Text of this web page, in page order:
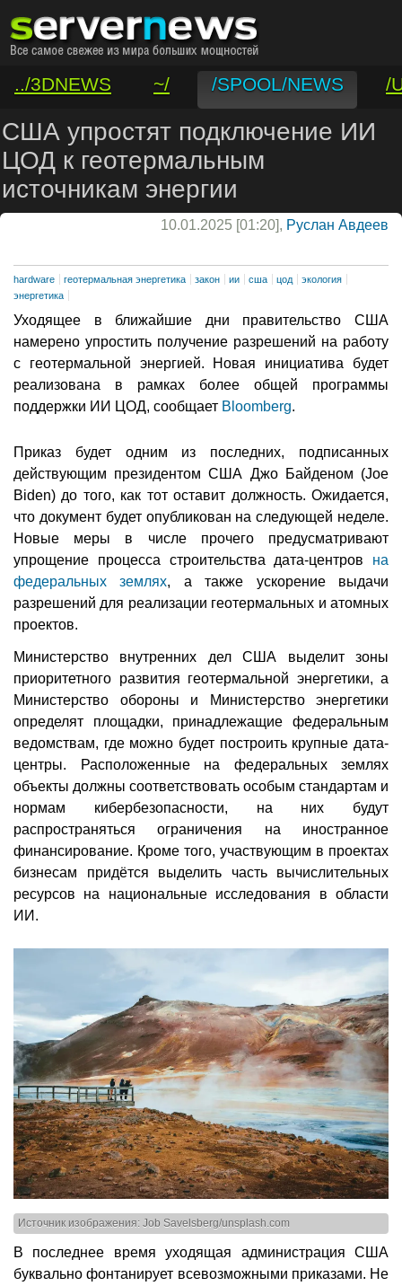
../3DNEWS ~/ /SPOOL/NEWS
/
/VAR/CONTACT
США упростят подключение ИИ
ЦОД к геотермальным
источникам энергии
10.01.2025 [01:20], Руслан Авдеев
hardware геотермальная энергетика закон ии сша цод
экология
энергетика
Уходящее в ближайшие дни правительство США
намерено упростить получение разрешений на работу
с геотермальной энергией. Новая инициатива будет
реализована в рамках более общей программы
поддержки ИИ ЦОД, сообщает Bloomberg.
Приказ будет одним из последних, подписанных
действующим президентом США Джо Байденом (Joe
Biden) до того, как тот оставит должность. Ожидается,
что документ будет опубликован на следующей неделе.
Новые меры в числе прочего предусматривают
упрощение процесса строительства дата-центров на
федеральных землях, а также ускорение выдачи
разрешений для реализации геотермальных и атомных
проектов.
Министерство внутренних дел США выделит зоны
приоритетного развития геотермальной энергетики, а
Министерство обороны и Министерство энергетики
определят площадки, принадлежащие федеральным
ведомствам, где можно будет построить крупные дата-
центры. Расположенные на федеральных землях
объекты должны соответствовать особым стандартам и
нормам кибербезопасности, на них будут
распространяться ограничения на иностранное
финансирование. Кроме того, участвующим в проектах
бизнесам придётся выделить часть вычислительных
ресурсов на национальные исследования в области
ИИ.
Источник изображения: Job Savelsberg/unsplash.com
В последнее время уходящая администрация США
буквально фонтанирует всевозможными приказами. Не